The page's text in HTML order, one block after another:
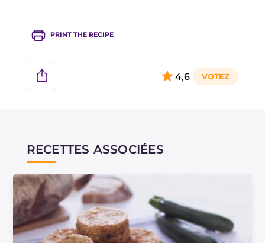
PRINT THE RECIPE
4,6
RECETTES ASSOCIÉES